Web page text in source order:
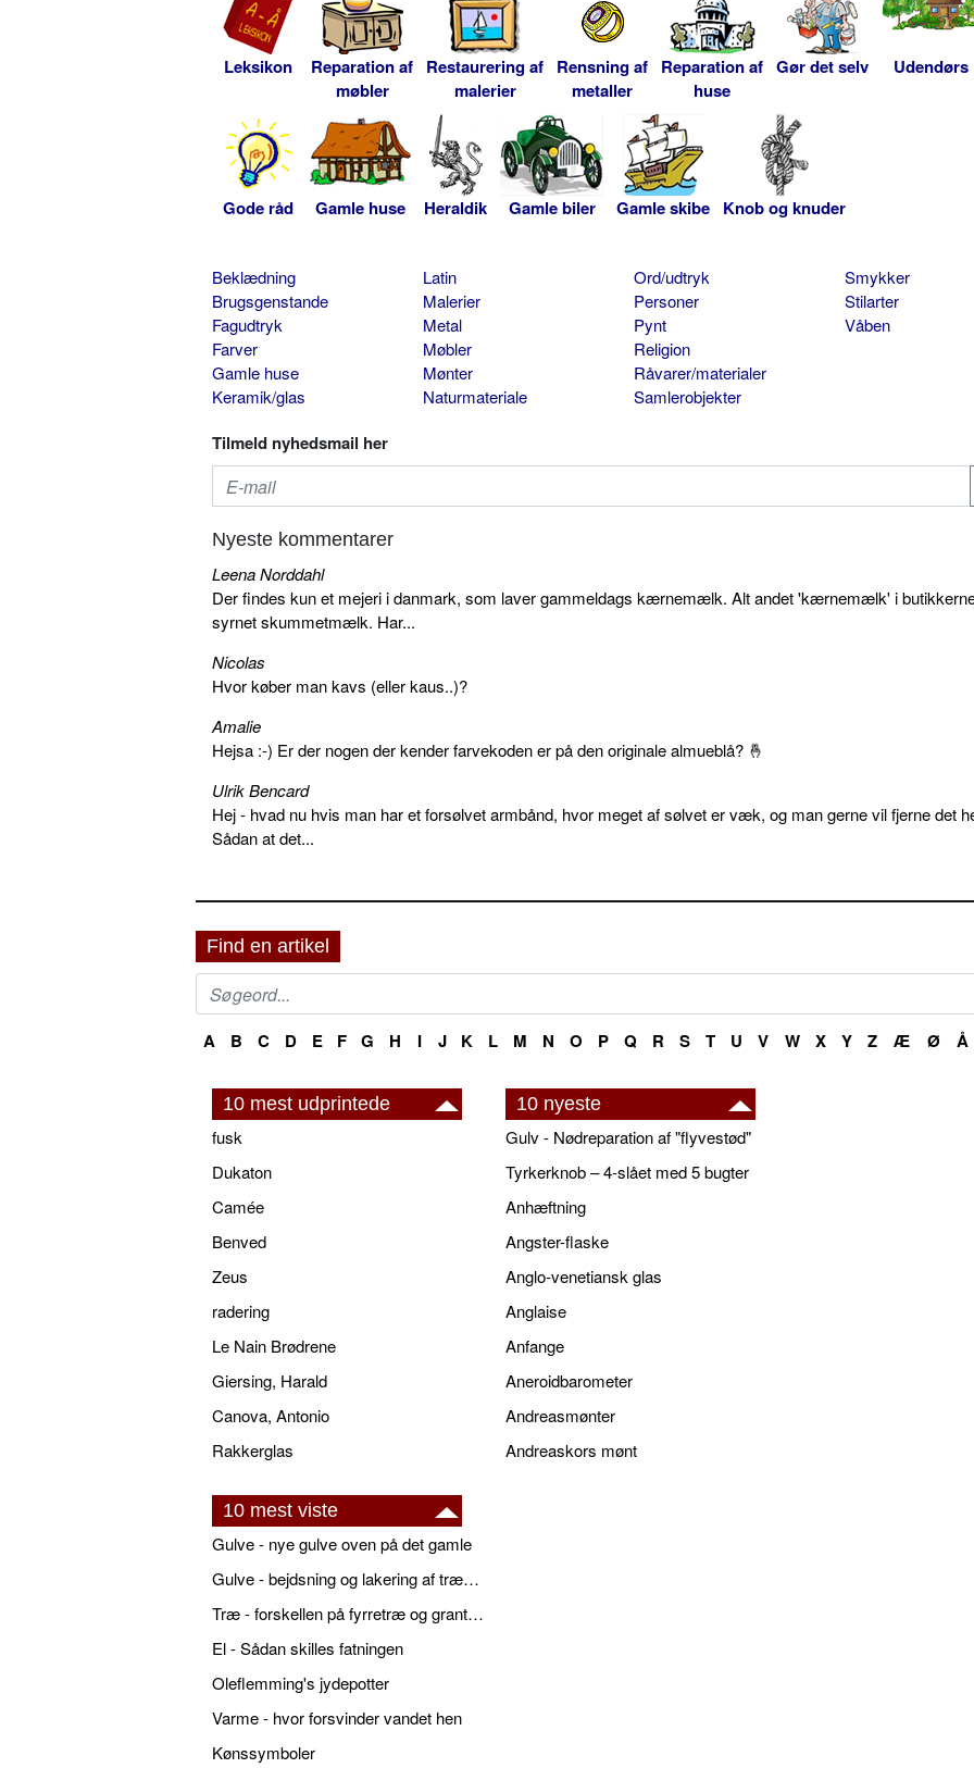
Leksikon
Reparation af
møbler
Restaurering af
malerier
Rensning af
metaller
Reparation af
huse
Gør det selv Udendørs
Gode råd Gamle huse Heraldik Gamle biler Gamle skibe Knob og knuder
Beklædning
Brugsgenstande
Fagudtryk
Farver
Gamle huse
Keramik/glas
Latin
Malerier
Metal
Møbler
Mønter
Naturmateriale
Ord/udtryk
Personer
Pynt
Religion
Råvarer/materialer
Samlerobjekter
Smykker
Stilarter
Våben
Tilmeld nyhedsmail her
Nyeste kommentarer
Leena Norddahl
Der findes kun et mejeri i danmark, som laver gammeldags kærnemælk. Alt andet 'kærnemælk' i
syrnet skummetmælk. Har...
Nicolas
Hvor køber man kavs (eller kaus..)?
Amalie
Hejsa :-) Er der nogen der kender farvekoden er på den originale almueblå? 🤞
Ulrik Bencard
Hej - hvad nu hvis man har et forsølvet armbånd, hvor meget af sølvet er væk, og man gerne vil fjerne det
Sådan at det...
Find en artikel
A B C D E F G H I J K L M N O P Q R S T U V W X Y Z Æ Ø Å
10 mest udprintede
fusk
Dukaton
Camée
Benved
Zeus
radering
Le Nain Brødrene
Giersing, Harald
Canova, Antonio
Rakkerglas
10 nyeste
Gulv - Nødreparation af "flyvestød"
Tyrkerknob – 4-slået med 5 bugter
Anhæftning
Angster-flaske
Anglo-venetiansk glas
Anglaise
Anfange
Aneroidbarometer
Andreasmønter
Andreaskors mønt
10 mest viste
Gulve - nye gulve oven på det gamle
Gulve - bejdsning og lakering af trægulve
Træ - forskellen på fyrretræ og grantræ
El - Sådan skilles fatningen
Oleflemming's jydepotter
Varme - hvor forsvinder vandet hen
Kønssymboler